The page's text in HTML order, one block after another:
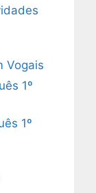
Vogais
1º
1º